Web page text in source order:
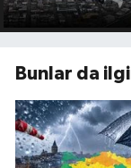
Bunlar da